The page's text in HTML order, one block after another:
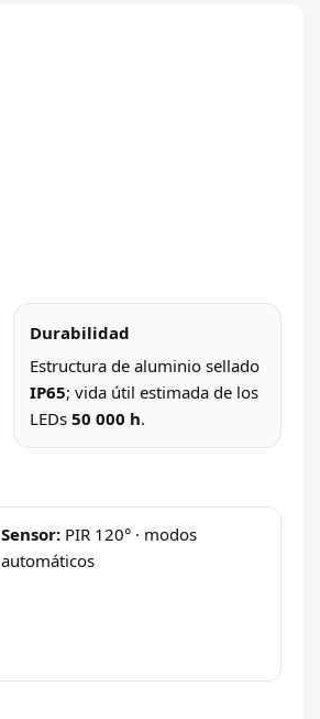
Durabilidad
Estructura de aluminio sellado
IP65; vida útil estimada de los
LEDs50 000 h.
Sensor: PIR 120° · modos
automáticos